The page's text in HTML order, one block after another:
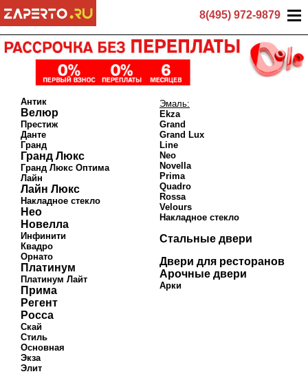
8(495) 972-9879
Антик
Велюр
Престиж
Данте
Гранд
Гранд Люкс
Гранд Люкс Оптима
Лайн
Лайн Люкс
Накладное стекло
Нео
Новелла
Инфинити
Квадро
Орнато
Платинум
Платинум Лайт
Прима
Регент
Росса
Скай
Стиль
Основная
Экза
Элит
Эмаль:
Ekza
Grand
Grand Lux
Line
Neo
Novella
Prima
Quadro
Rossa
Velours
Накладное стекло
Стальные двери
Двери для ресторанов
Арочные двери
Арки